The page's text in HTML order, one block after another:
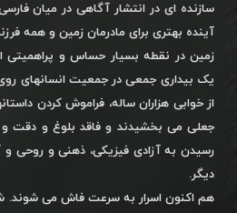
سازنده ای در انتشار آگاهی در میان
آینده بهتری برای مادرمان زمین و همه
زمین در نقطه بسیار حساس و پراهمیتی
یک بیداری جمعی در جمعیت انسانهای
از خوابی هزاران ساله، فراموش کردن
جعلی می بخشیدند و فاقد بلوغ و دقت و
رسیدن به آزادی فیزیکی، ذهنی و روحی و
دیگر.
هم اکنون اسرار به سرعت فاش می شوند.